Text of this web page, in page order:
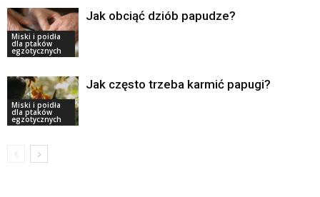
Miski i poidła
dla ptaków
egzotycznych
Jak obciąć dziób papudze?
Miski i poidła
dla ptaków
egzotycznych
Jak często trzeba karmić papugi?